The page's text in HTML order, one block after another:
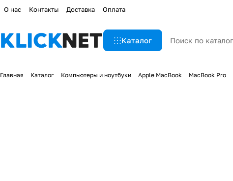
О нас Контакты Доставка Оплата
Каталог
Главная Каталог Компьютеры и ноутбуки Apple MacBook MacBook Pro